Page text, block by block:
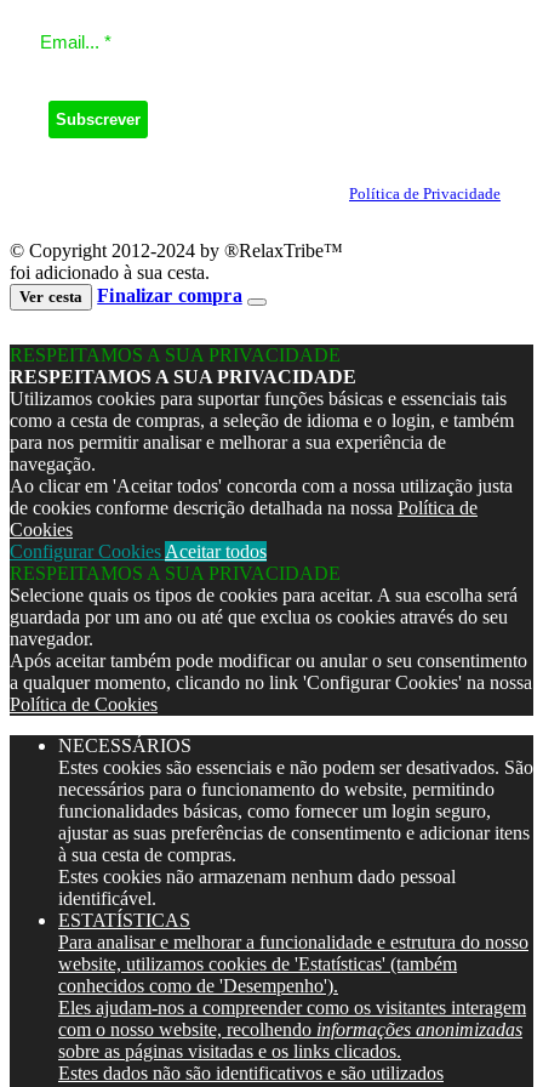
Política de Privacidade
© Copyright 2012-2024 by ®RelaxTribe™
foi adicionado à sua cesta.
Ver cesta Finalizar compra
RESPEITAMOS A SUA PRIVACIDADE
RESPEITAMOS A SUA PRIVACIDADE
Utilizamos cookies para suportar funções básicas e essenciais tais
como a cesta de compras, a seleção de idioma e o login, e também
para nos permitir analisar e melhorar a sua experiência de
navegação.
Ao clicar em 'Aceitar todos' concorda com a nossa utilização justa
de cookies conforme descrição detalhada na nossa Política de
Cookies
Configurar Cookies Aceitar todos
RESPEITAMOS A SUA PRIVACIDADE
Selecione quais os tipos de cookies para aceitar. A sua escolha será
guardada por um ano ou até que exclua os cookies através do seu
navegador.
Após aceitar também pode modificar ou anular o seu consentimento
a qualquer momento, clicando no link 'Configurar Cookies' na nossa
Política de Cookies
NECESSÁRIOS
Estes cookies são essenciais e não podem ser desativados. São
necessários para o funcionamento do website, permitindo
funcionalidades básicas, como fornecer um login seguro,
ajustar as suas preferências de consentimento e adicionar itens
à sua cesta de compras.
Estes cookies não armazenam nenhum dado pessoal
identificável.
ESTATÍSTICAS
Para analisar e melhorar a funcionalidade e estrutura do nosso
website, utilizamos cookies de 'Estatísticas' (também
conhecidos como de 'Desempenho').
Eles ajudam-nos a compreender como os visitantes interagem
com o nosso website, recolhendo informações anonimizadas
sobre as páginas visitadas e os links clicados.
Estes dados não são identificativos e são utilizados